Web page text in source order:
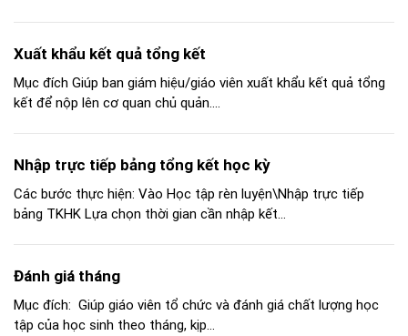
Xuất khẩu kết quả tổng kết
Mục đích Giúp ban giám hiệu/giáo viên xuất khẩu kết quả tổng
kết để nộp lên cơ quan chủ quản....
Nhập trực tiếp bảng tổng kết học kỳ
Các bước thực hiện: Vào Học tập rèn luyện\Nhập trực tiếp
bảng TKHK Lựa chọn thời gian cần nhập kết...
Đánh giá tháng
Mục đích: Giúp giáo viên tổ chức và đánh giá chất lượng học
tập của học sinh theo tháng, kịp...